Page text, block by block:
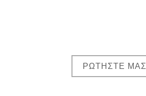
ΡΩΤΗΣΤΕ ΜΑΣ